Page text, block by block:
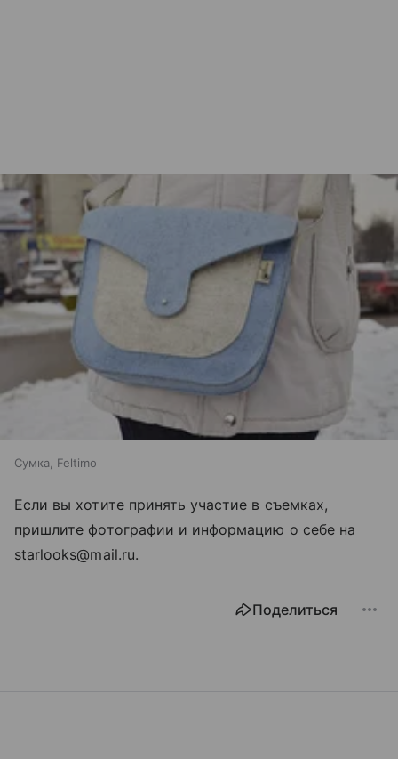
Сумка, Feltimo
Если вы хотите принять участие в съемках,
пришлите фотографии и информацию о себе на
starlooks@mail.ru.
Поделиться